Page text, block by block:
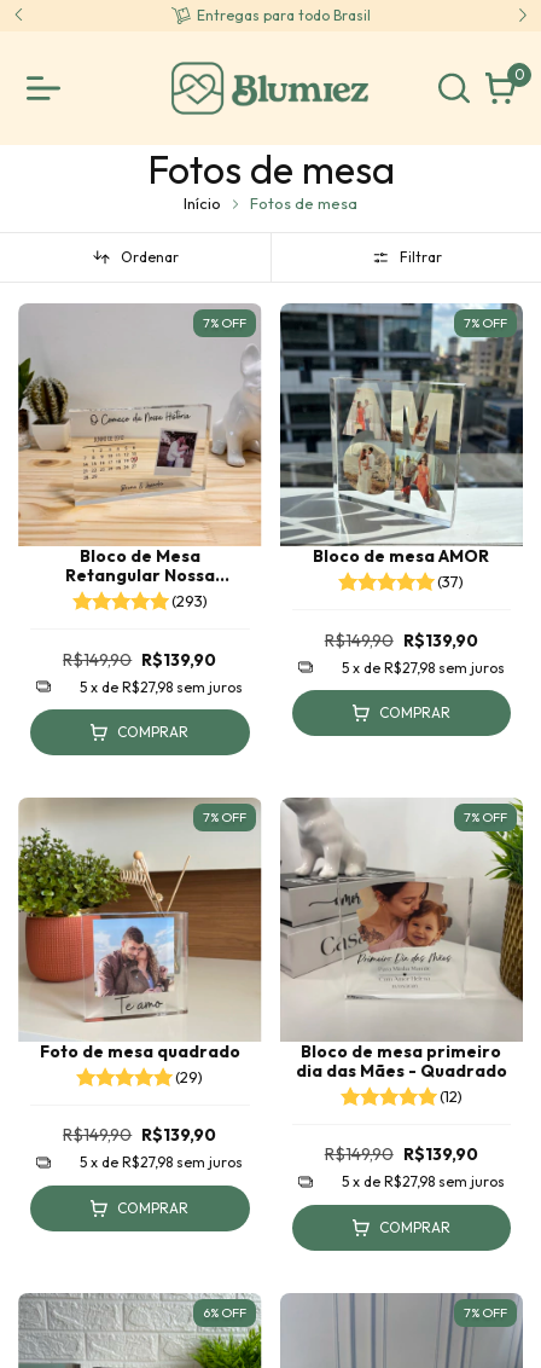
Parcele em até 5x sem juros no cartão
0
Fotos de mesa
Início Fotos de mesa
Ordenar Filtrar
7% OFF
Bloco de Mesa
Retangular Nossa
História(293)
R$149,90 R$139,90
5 x deR$27,98 sem juros
COMPRAR
7% OFF
Bloco de mesa AMOR
(37)
R$149,90 R$139,90
5 x de R$27,98 sem juros
COMPRAR
7% OFF
Foto de mesa quadrado
(29)
R$149,90 R$139,90
5 x deR$27,98 sem juros
COMPRAR
7% OFF
Bloco de mesa primeiro
dia das Mães - Quadrado
(12)
R$149,90 R$139,90
5 x de R$27,98 sem juros
COMPRAR
6% OFF 7% OFF